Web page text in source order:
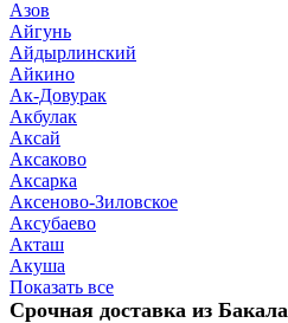
Азов
Айгунь
Айдырлинский
Айкино
Ак-Довурак
Акбулак
Аксай
Аксаково
Аксарка
Аксеново-Зиловское
Аксубаево
Акташ
Акуша
Показать все
Срочная доставка из Бакала